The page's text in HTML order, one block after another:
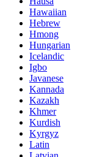
Hawaiian
Hebrew
Hmong
Hungarian
Icelandic
Igbo
Javanese
Kannada
Kazakh
Khmer
Kurdish
Kyrgyz
Latin